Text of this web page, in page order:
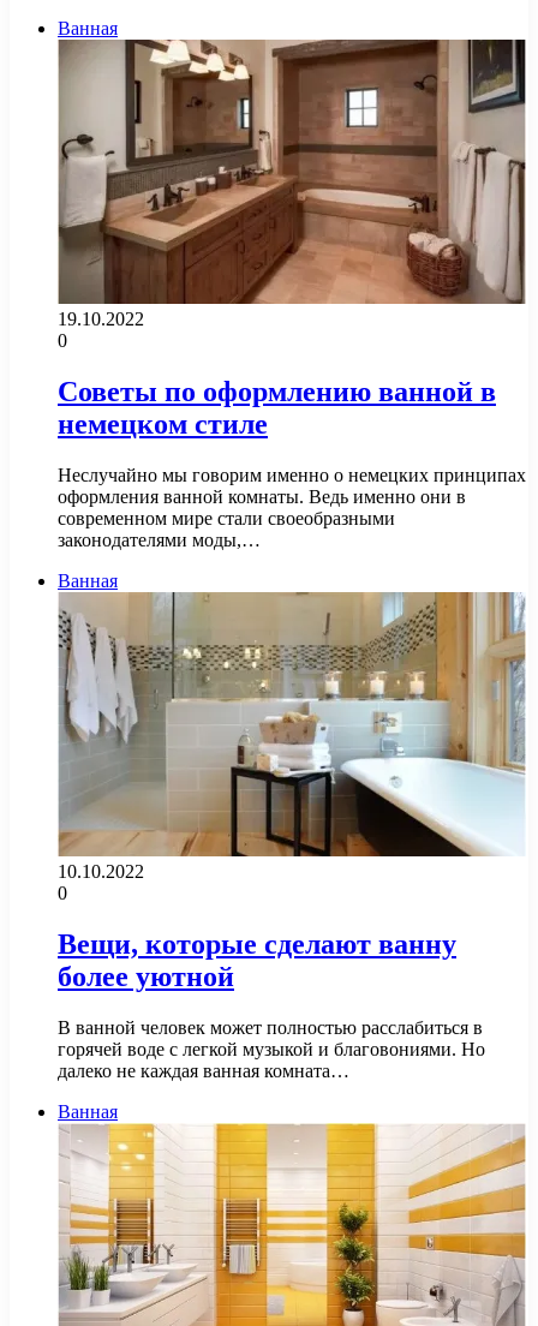
Ванная
19.10.2022
0
Советы по оформлению ванной в
немецком стиле
Неслучайно мы говорим именно о немецких принципах
оформления ванной комнаты. Ведь именно они в
современном мире стали своеобразными
законодателями моды,…
Ванная
10.10.2022
0
Вещи, которые сделают ванну
более уютной
В ванной человек может полностью расслабиться в
горячей воде с легкой музыкой и благовониями. Но
далеко не каждая ванная комната…
Ванная